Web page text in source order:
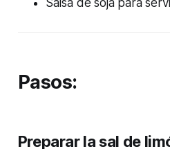
Pasos:
Preparar la sal de